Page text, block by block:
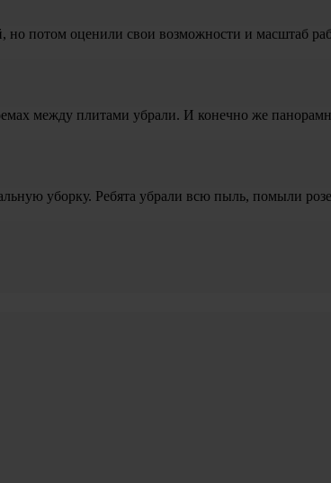
потом оценили свои возможности и масштаб
между плитами убрали. И конечно же
уборку. Ребята убрали всю пыль, помыли